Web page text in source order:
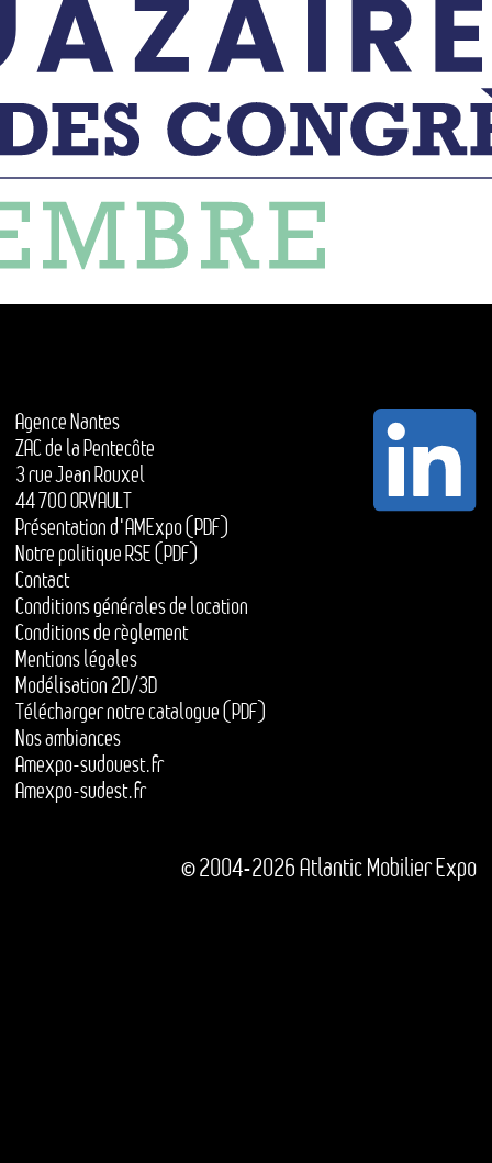
Agence Nantes
ZAC de la Pentecôte
3 rue Jean Rouxel
44 700 ORVAULT
Présentation d'AMExpo (PDF)
Notre politique RSE (PDF)
Contact
Conditions générales de location
Conditions de règlement
Mentions légales
Modélisation 2D/3D
Télécharger notre catalogue (PDF)
Nos ambiances
Amexpo-sudouest.fr
Amexpo-sudest.fr
© 2004-2026 Atlantic Mobilier Expo